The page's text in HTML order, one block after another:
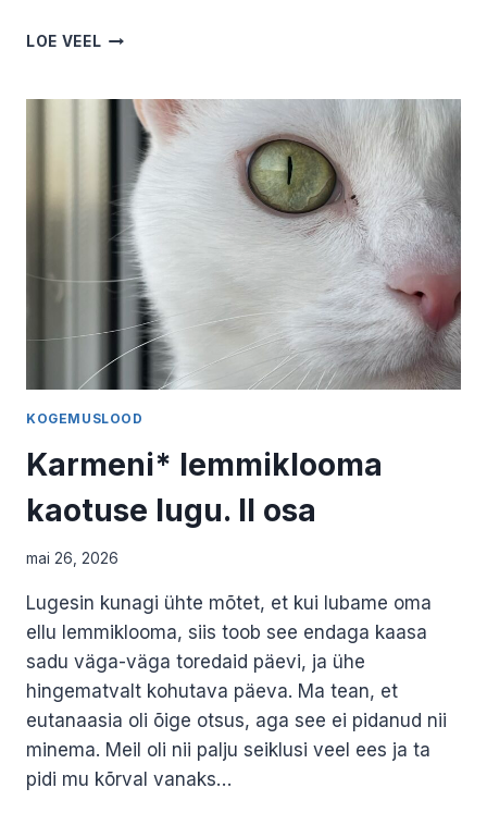
LOE VEEL ÜKS
KÕRVA.
KRISTJAN
KOGEMUSLOOD
Karmeni* lemmiklooma
kaotuse lugu. II osa
mai 26, 2026
Lugesin kunagi ühte mõtet, et kui lubame oma
ellu lemmiklooma, siis toob see endaga kaasa
sadu väga-väga toredaid päevi, ja ühe
hingematvalt kohutava päeva. Ma tean, et
eutanaasia oli õige otsus, aga see ei pidanud nii
minema. Meil oli nii palju seiklusi veel ees ja ta
pidi mu kõrval vanaks…